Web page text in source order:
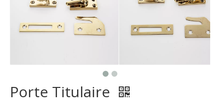
Porte Titulaire